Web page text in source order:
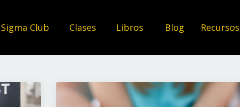
Sigma Club Clases Libros Blog